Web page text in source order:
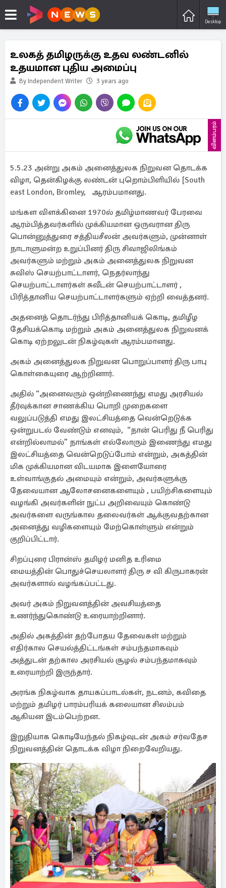
Desktop
உலகத் தமிழருக்கு உதவ லண்டனில்
உதயமான புதிய அமைப்பு
By Independent Writer 3 years ago
விளம்பரம்
5.5.23 அன்று அகம் அனைத்துலக நிறுவன தொடக்க
விழா, தென்கிழக்கு லண்டன் புறொம்பிளியில் [South
east London, Bromley, ஆரம்பமானது.
மங்கள விளக்கினை 1970ல் தமிழ்மாணவர் பேரவை
ஆரம்பித்தவர்களில் முக்கியமான ஒருவரான திரு
பொன்னுத்துரை சத்தியசீலன் அவர்களும், முன்னாள்
நாடாளுமன்ற உறுப்பினர் திரு சிவாஜிலிங்கம்
அவர்களும் மற்றும் அகம் அனைத்துலக நிறுவன
சுவிஸ் செயற்பாட்டாளர், நெதர்லாந்து
செயற்பாட்டாளர்கள் சுவீடன் செயற்பாட்டாளர் ,
பிரித்தானிய செயற்பாட்டாளர்களும் ஏற்றி வைத்தனர்.
அதனைத் தொடர்ந்து பிரித்தானியக் கொடி, தமிழீழ
தேசியக்கொடி மற்றும் அகம் அனைத்துலக நிறுவனக்
கொடி ஏற்றலுடன் நிகழ்வுகள் ஆரம்பமானது.
அகம் அனைத்துலக நிறுவன பொறுப்பாளர் திரு பாபு
கொள்கையுரை ஆற்றினார்.
அதில் “அனைவரும் ஒன்றிணைந்து எமது அரசியல்
தீர்வுக்கான சாணக்கிய பொறி முறைகளை
வலுப்படுத்தி எமது இலட்சியத்தை வென்றெடுக்க
ஒன்றுபடல் வேண்டும் எனவும், “நான் பெரிது நீ பெரிது
என்றில்லாமல்” நாங்கள் எல்லோரும் இணைந்து எமது
இலட்சியத்தை வென்றெடுப்போம் என்றும், அகத்தின்
மிக முக்கியமான விடயமாக இளையோரை
உள்வாங்குதல் அமையும் என்றும், அவர்களுக்கு
தேவையான ஆலோசனைகளையும் , பயிற்சிகளையும்
வழங்கி அவர்களின் நுட்ப அறிவையும் கொண்டு
அவர்களை வருங்கால தலைவர்கள் ஆக்குவதற்கான
அனைத்து வழிகளையும் மேற்கொள்ளும் என்றும்
குறிப்பிட்டார்.
சிறப்புரை பிரான்ஸ் தமிழர் மனித உரிமை
மையத்தின் பொதுச்செயலாளர் திரு ச வி கிருபாகரன்
அவர்களால் வழங்கப்பட்டது.
அவர் அகம் நிறுவனத்தின் அவசியத்தை
உணர்ந்துகொண்டு உரையாற்றினார்.
அதில் அகத்தின் தற்போதய தேவைகள் மற்றும்
எதிர்கால செயல்த்திட்டங்கள் சம்பந்தமாகவும்
அத்துடன் தற்கால அரசியல் சூழல் சம்பந்தமாகவும்
உரையாற்றி இருந்தார்.
அரங்க நிகழ்வாக தாயகப்பாடல்கள், நடனம், கவிதை
மற்றும் தமிழர் பாரம்பரியக் கலையான சிலம்பம்
ஆகியன இடம்பெற்றன.
இறுதியாக கொடியேந்தல் நிகழ்வுடன் அகம் சர்வதேச
நிறுவனத்தின் தொடக்க விழா நிறைவேறியது.